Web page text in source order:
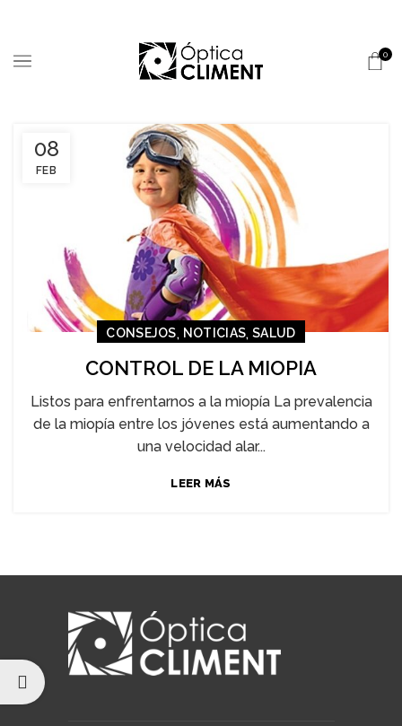
0
08
FEB
CONSEJOS, NOTICIAS,SALUD
CONTROL DE LA MIOPIA
Listos para enfrentarnos a la miopía La prevalencia
de la miopía entre los jóvenes está aumentando a
una velocidad alar...
LEER MÁS